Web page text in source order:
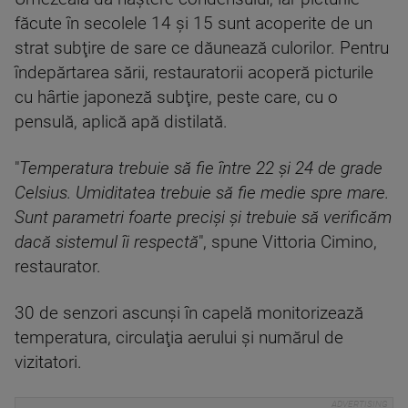
făcute în secolele 14 şi 15 sunt acoperite de un
strat subţire de sare ce dăunează culorilor. Pentru
îndepărtarea sării, restauratorii acoperă picturile
cu hârtie japoneză subţire, peste care, cu o
pensulă, aplică apă distilată.
"Temperatura trebuie să fie între 22 şi 24 de grade
Celsius. Umiditatea trebuie să fie medie spre mare.
Sunt parametri foarte precişi şi trebuie să verificăm
dacă sistemul îi respectă", spune Vittoria Cimino,
restaurator.
30 de senzori ascunşi în capelă monitorizează
temperatura, circulaţia aerului şi numărul de
vizitatori.